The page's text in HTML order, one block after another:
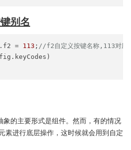
别名
. f2 = 113 ; //f2自定义按键名称,113对应
. keyCodes )
的主要形式是组件。然而，有的情况
素进行底层操作，这时候就会用到自定